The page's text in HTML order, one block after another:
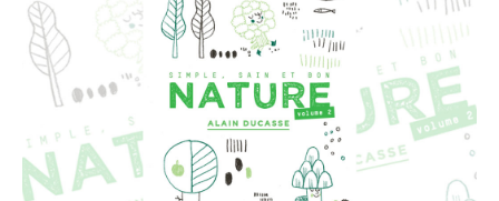
Gastronomie
Recettes
Shopping
Évènements